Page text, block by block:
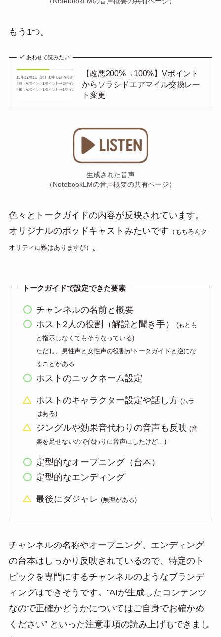
もう1つ。
あわせて読みたい
【改悪200%→100%】Vポイント
からソラシドエアマイル交換レー
ト変更
生成された音声
（NotebookLMの音声概要の共有ページ）
色々とトークガイドの内容が反映されています。
オリジナルのポッドキャストみたいです （もちろんク
オリティに難はありますが） 。
トークガイドで設定できた要素
チャンネルの名前と概要
ホスト2人の役割（解説と聞き手）
(もとも
と指示しなくてもそうなっている)
ただし、男性声と女性声の役割がトークガイドと逆にな
ることがある
ホストのニックネーム設定
ホストのキャラクター設定や話し方(ムラ
はある)
ジングルや効果音代わりの音声も反映 (音
楽を足せないので代わりに音声にしたけど…)
定型的なオープニング（台本）
定型的なエンディング
最後にダジャレ (無理がある)
チャンネルの名称やオープニング、エンディング
の台本はしっかり反映されているので、特定のト
ピックを専門にするチャンネルのようなブランデ
ィングはできそうです。”AIが生成したコンテンツ
なので正確かどうかについてはご自身でお確かめ
ください” といった注意事項の読み上げもできまし